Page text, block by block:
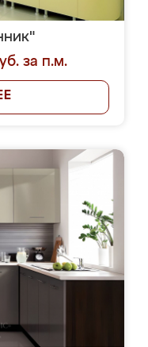
за п.м.